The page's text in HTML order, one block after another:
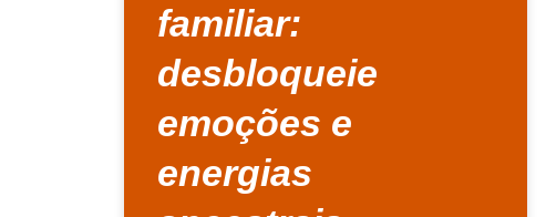
familiar:
desbloqueie
emoções e
energias